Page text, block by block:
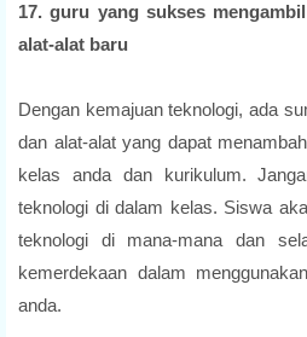
17. guru yang sukses
alat-alat baru
Dengan kemajuan teknologi, ada
dan alat-alat yang dapat
kelas anda dan kurikulum.
teknologi di dalam kelas. Siswa
teknologi di mana-mana dan
kemerdekaan dalam
anda.